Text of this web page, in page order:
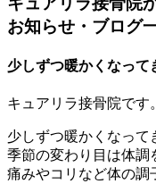
お知らせ・ブログ
少しずつ暖かくなって
キュアリラ接骨院です。
少しずつ暖かくなって
季節の変わり目は体調
痛みやコリなど体の調